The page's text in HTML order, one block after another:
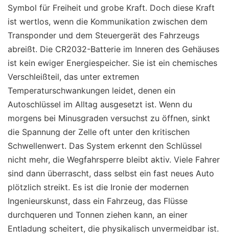
Symbol für Freiheit und grobe Kraft. Doch diese Kraft
ist wertlos, wenn die Kommunikation zwischen dem
Transponder und dem Steuergerät des Fahrzeugs
abreißt. Die CR2032-Batterie im Inneren des Gehäuses
ist kein ewiger Energiespeicher. Sie ist ein chemisches
Verschleißteil, das unter extremen
Temperaturschwankungen leidet, denen ein
Autoschlüssel im Alltag ausgesetzt ist. Wenn du
morgens bei Minusgraden versuchst zu öffnen, sinkt
die Spannung der Zelle oft unter den kritischen
Schwellenwert. Das System erkennt den Schlüssel
nicht mehr, die Wegfahrsperre bleibt aktiv. Viele Fahrer
sind dann überrascht, dass selbst ein fast neues Auto
plötzlich streikt. Es ist die Ironie der modernen
Ingenieurskunst, dass ein Fahrzeug, das Flüsse
durchqueren und Tonnen ziehen kann, an einer
Entladung scheitert, die physikalisch unvermeidbar ist.